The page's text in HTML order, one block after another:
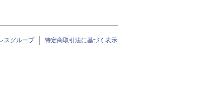
スグループ 特定商取引法に基づく表示